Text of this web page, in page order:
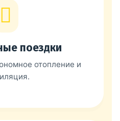
поездки
отопление и